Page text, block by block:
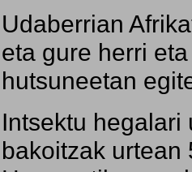
Udaberrian
eta gure herri
hutsuneetan
Intsektu hegalari
bakoitzak urtean